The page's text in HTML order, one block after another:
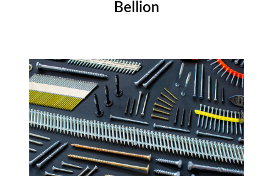
Bellion